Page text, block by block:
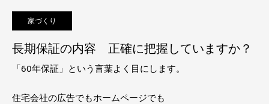
家づくり
長期保証の内容 正確に把握していますか？
「60年保証」という言葉よく目にします。
住宅会社の広告でもホームページでも